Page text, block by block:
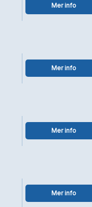
Mer info
Mer info
Mer info
Mer info